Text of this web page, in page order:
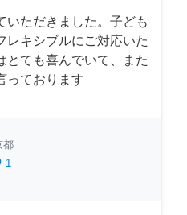
いただきました。子ども
レキシブルにご対応いた
とても喜んでいて、また
っております
都
1